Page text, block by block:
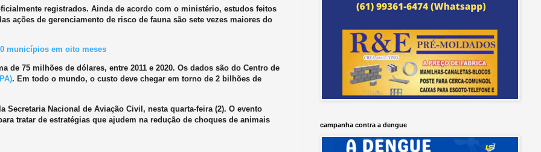
registrados. Ainda de acordo com o ministério, estudos feitos
ações de gerenciamento de risco de fauna são sete vezes maiores do
municípios em oito meses
75 milhões de dólares, entre 2011 e 2020. Os dados são do Centro de
. Em todo o mundo, o custo deve chegar em torno de 2 bilhões de
Nacional de Aviação Civil, nesta quarta-feira (2). O evento
tratar de estratégias que ajudem na redução de choques de animais
campanha contra a dengue